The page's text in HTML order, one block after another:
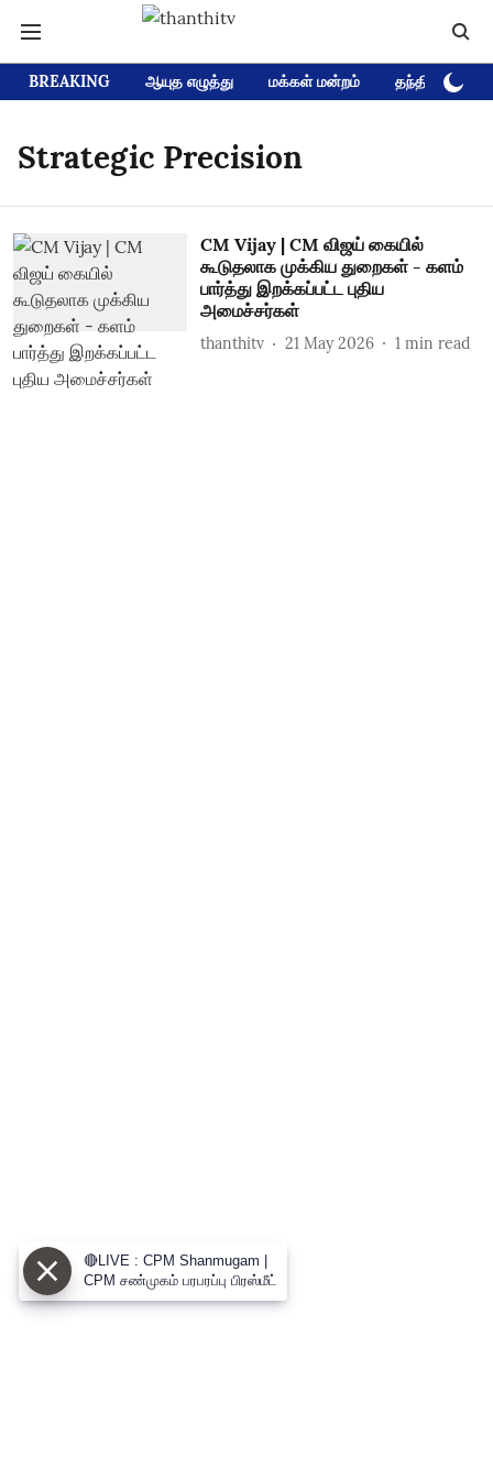
BREAKING ஆயுத எழுத்து மக்கள் மன்றம் தந்தி டிவி
Strategic Precision
CM Vijay | CM விஜய் கையில்
கூடுதலாக முக்கிய துறைகள் - களம்
பார்த்து இறக்கப்பட்ட புதிய
அமைச்சர்கள்
thanthitv 21 May 2026 1 min read
🔴LIVE : CPM Shanmugam |
CPM சண்முகம் பரபரப்பு பிரஸ்மீட்